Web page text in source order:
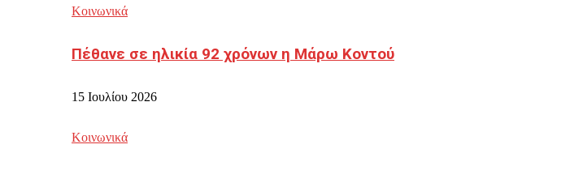
Κοινωνικά
Πέθανε σε ηλικία 92 χρόνων η Μάρω Κοντού
15 Ιουλίου 2026
Κοινωνικά